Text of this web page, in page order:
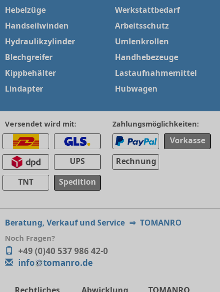
Hebelzüge
Handseilwinden
Hydraulikzylinder
Blechgreifer
Kippbehälter
Lindapter
Werkstattbedarf
Arbeitsschutz
Umlenkrollen
Handhebezeuge
Lastaufnahmemittel
Hubwagen
Versendet wird mit:
UPS
TNT
Spedition
Zahlungsmöglichkeiten:
Vorkasse
Rechnung
Beratung, Verkauf und Service ⇒ TOMANRO
Noch Fragen?
+49 (0)40 537 986 42-0
info
tomanro.de
Rechtliches Abwicklung TOMANRO